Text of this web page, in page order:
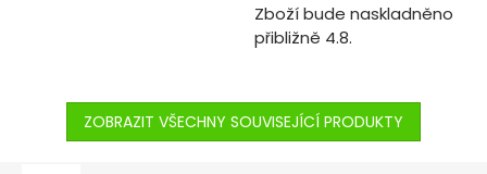
Zboží bude naskladněno
přibližně 4.8.
ZOBRAZIT VŠECHNY SOUVISEJÍCÍ PRODUKTY